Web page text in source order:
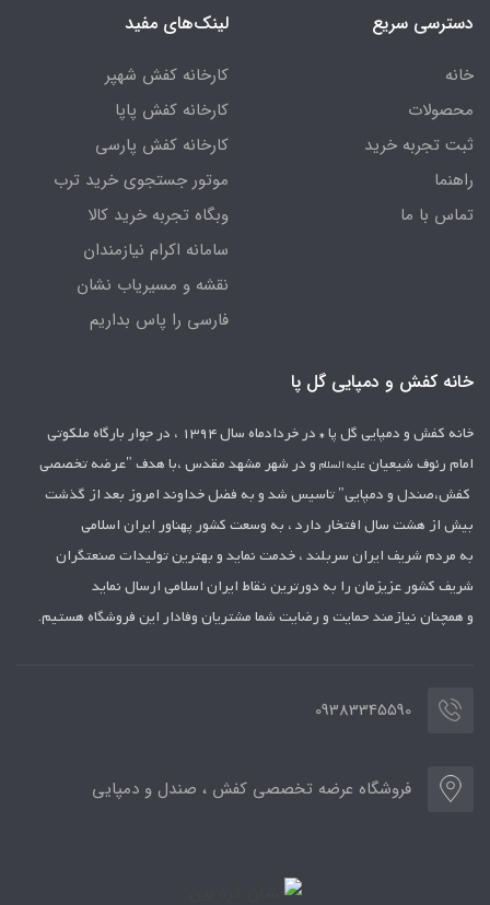
دسترسی سریع
خانه
محصولات
ثبت تجربه خرید
راهنما
تماس با ما
لینک‌های مفید
کارخانه کفش شهپر
کارخانه کفش پاپا
کارخانه کفش پارسی
موتور جستجوی خرید ترب
وبگاه تجربه خرید کالا
سامانه اکرام نیازمندان
نقشه و مسیریاب نشان
فارسی را پاس بداریم
خانه کفش و دمپایی گل پا
خانه کفش و دمپایی گل پا *در خردادماه سال 1394 ، در جوار بارگاه ملکوتی
امام رئوف شیعیان علیه السلام و در شهر مشهد مقدس ،با هدف "عرضه تخصصی
کفش،صندل و دمپایی" تاسیس شدو به فضل خداوند امروز بعد از گذشت
بیش از هشت سال افتخار دارد ، به وسعت کشور پهناور ایران اسلامی
به مردم شریف ایران سربلند ، خدمت نماید و بهترین تولیداتصنعتگران
شریف کشور عزیزمان را به دورترین نقاط ایران اسلامی ارسال نماید
و همچنان نیازمند حمایت و رضایت شما مشتریان وفادار این فروشگاه هستیم.
09383345590
فروشگاه عرضه تخصصی کفش ، صندل و دمپایی